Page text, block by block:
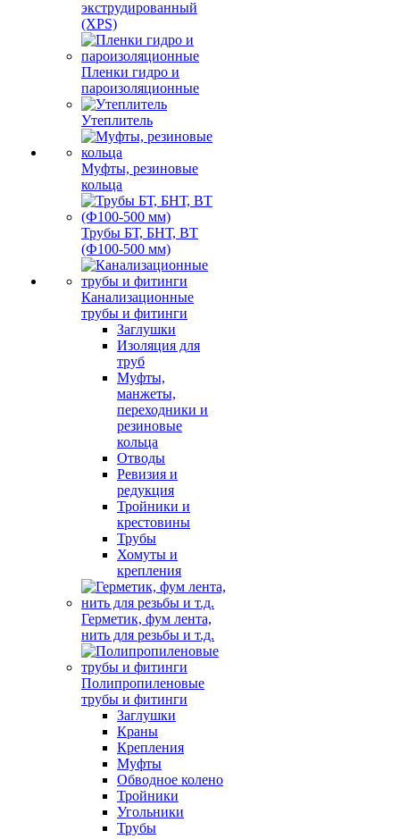
экструдированный
(XPS)
Пленки гидро и
пароизоляционные
Утеплитель
Муфты, резиновые
кольца
Трубы БТ, БНТ, ВТ
(Ф100-500 мм)
Канализационные
трубы и фитинги
Заглушки
Изоляция для
труб
Муфты,
манжеты,
переходники и
резиновые
кольца
Отводы
Ревизия и
редукция
Тройники и
крестовины
Трубы
Хомуты и
крепления
Герметик, фум лента,
нить для резьбы и т.д.
Полипропиленовые
трубы и фитинги
Заглушки
Краны
Крепления
Муфты
Обводное колено
Тройники
Угольники
Трубы